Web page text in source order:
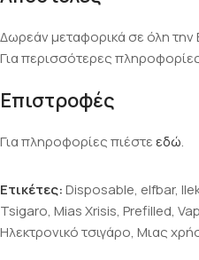
Δωρεάν μεταφορικά σε όλη
Για περισσότερες
Επιστροφές
Για πληροφορίες πιέστεεδώ.
Ετικέτες:Disposable, elfbar,
Tsigaro, Mias Xrisis, Prefilled,
Ηλεκτρονικό τσιγάρο, Μιας